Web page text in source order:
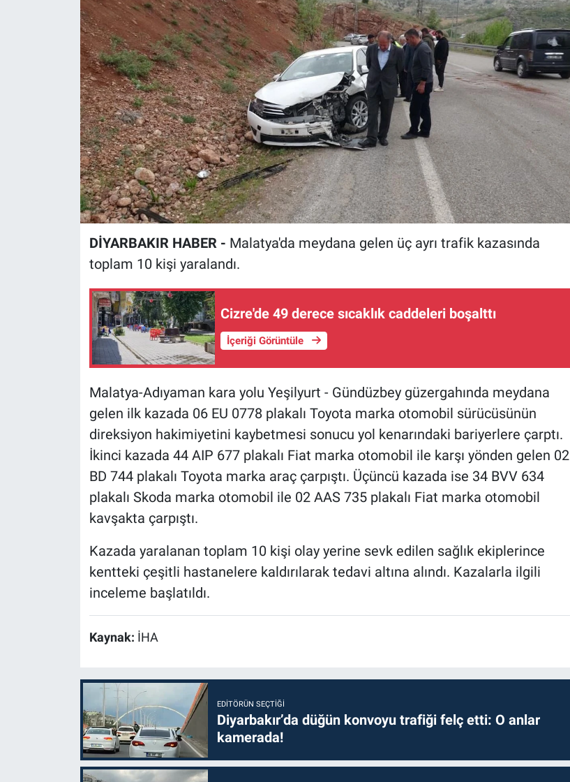
DİYARBAKIR HABER - Malatya'da meydana gelen üç ayrı trafik kazasında
toplam 10 kişi yaralandı.
Cizre'de 49 derece sıcaklık caddeleri boşalttı
İçeriği Görüntüle
Malatya-Adıyaman kara yolu Yeşilyurt - Gündüzbey güzergahında meydana
gelen ilk kazada 06 EU 0778 plakalı Toyota marka otomobil sürücüsünün
direksiyon hakimiyetini kaybetmesi sonucu yol kenarındaki bariyerlere çarptı.
İkinci kazada 44 AIP 677 plakalı Fiat marka otomobil ile karşı yönden gelen 02
BD 744 plakalı Toyota marka araç çarpıştı. Üçüncü kazada ise 34 BVV 634
plakalı Skoda marka otomobil ile 02 AAS 735 plakalı Fiat marka otomobil
kavşakta çarpıştı.
Kazada yaralanan toplam 10 kişi olay yerine sevk edilen sağlık ekiplerince
kentteki çeşitli hastanelere kaldırılarak tedavi altına alındı. Kazalarla ilgili
inceleme başlatıldı.
Kaynak: İHA
EDITÖRÜN SEÇTIĞI
Diyarbakır’da düğün konvoyu trafiği felç etti: O anlar
kamerada!
EĞİTİM
ÖZEL HABER
POLİTİKA
SAĞLIK
TEKNOLOJİ